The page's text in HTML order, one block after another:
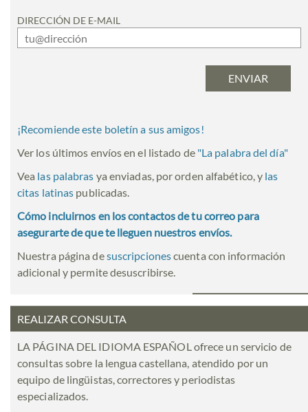
DIRECCIÓN DE E-MAIL
¡Recomiende este boletín a sus amigos!
Ver los últimos envíos en el listado de "La palabra del día"
Vea las palabras ya enviadas, por orden alfabético, y las
citas latinas publicadas.
Cómo incluirnos en los contactos de tu correo para
asegurarte de que te lleguen nuestros envíos.
Nuestra página desuscripcionescuenta con información
adicional y permite desuscribirse.
REALIZAR CONSULTA
LA PÁGINA DEL IDIOMA ESPAÑOL ofrece un servicio de
consultas sobre la lengua castellana, atendido por un
equipo de lingüistas, correctores y periodistas
especializados.